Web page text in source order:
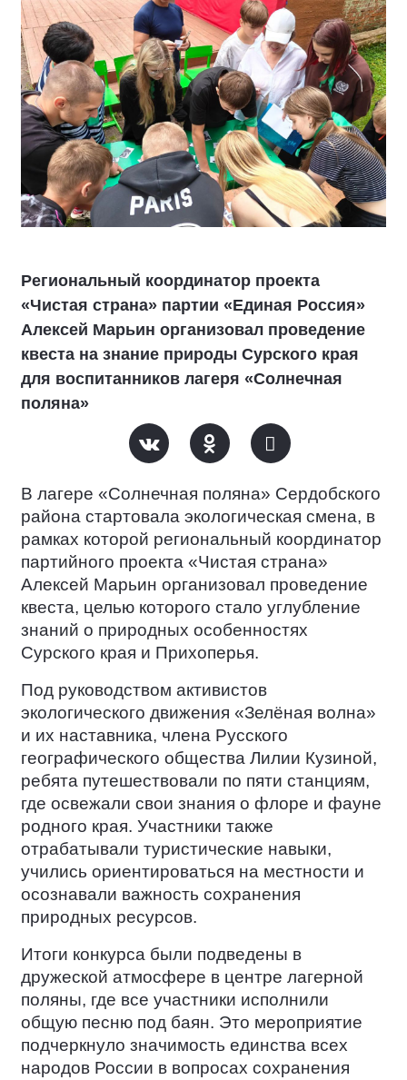
Региональный координатор проекта
«Чистая страна» партии «Единая Россия»
Алексей Марьин организовал проведение
квеста на знание природы Сурского края
для воспитанников лагеря «Солнечная
поляна»
В лагере «Солнечная поляна» Сердобского
района стартовала экологическая смена, в
рамках которой региональный координатор
партийного проекта «Чистая страна»
Алексей Марьин организовал проведение
квеста, целью которого стало углубление
знаний о природных особенностях
Сурского края и Прихоперья.
Под руководством активистов
экологического движения «Зелёная волна»
и их наставника, члена Русского
географического общества Лилии Кузиной,
ребята путешествовали по пяти станциям,
где освежали свои знания о флоре и фауне
родного края. Участники также
отрабатывали туристические навыки,
учились ориентироваться на местности и
осознавали важность сохранения
природных ресурсов.
Итоги конкурса были подведены в
дружеской атмосфере в центре лагерной
поляны, где все участники исполнили
общую песню под баян. Это мероприятие
подчеркнуло значимость единства всех
народов России в вопросах сохранения